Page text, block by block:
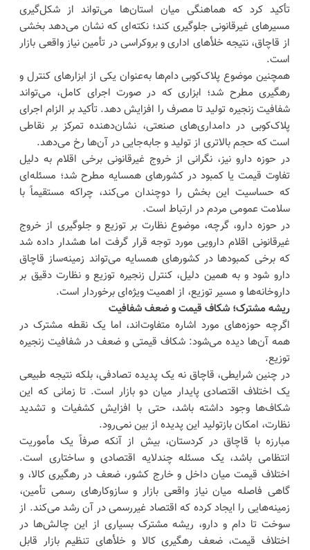
تأکید کرد که هماهنگی میان استان‌ها می‌تواند از شکل‌گیری
مسیرهای غیرقانونی جلوگیری کند؛ نکته‌ای که نشان می‌دهد بخشی
از قاچاق، نتیجه خلأهای اداری و بروکراسی در تأمین نیاز واقعی بازار
است.
همچنین موضوع پلاک‌کوبی دام‌ها به‌عنوان یکی از ابزارهای کنترل و
رهگیری مطرح شد؛ ابزاری که در صورت اجرای کامل، می‌تواند
شفافیت زنجیره تولید تا مصرف را افزایش دهد. تأکید بر الزام اجرای
پلاک‌کوبی در دامداری‌های صنعتی، نشان‌دهنده تمرکز بر نقاطی
است که حجم بالاتری از تولید و جابه‌جایی در آن‌ها رخ می‌دهد.
در حوزه دارو نیز، نگرانی از خروج غیرقانونی برخی اقلام به دلیل
تفاوت قیمت یا کمبود در کشورهای همسایه مطرح شد؛ مسئله‌ای
که حساسیت این بخش را دوچندان می‌کند، چراکه مستقیماً با
سلامت عمومی مردم در ارتباط است.
در حوزه دارو، گرچه، موضوع نظارت بر توزیع و جلوگیری از خروج
غیرقانونی اقلام دارویی مورد توجه قرار گرفت اما هشدار داده شد
که برخی کمبودها در کشورهای همسایه می‌تواند زمینه‌ساز قاچاق
دارو شود و به همین دلیل، کنترل زنجیره توزیع و نظارت دقیق بر
داروخانه‌ها و مسیر توزیع، از اهمیت ویژه‌ای برخوردار است.
ریشه مشترک؛ شکاف قیمت و ضعف شفافیت
اگرچه حوزه‌های مورد اشاره متفاوت‌اند، اما یک نقطه مشترک در
همه آن‌ها دیده می‌شود: شکاف قیمتی و ضعف در شفافیت زنجیره
توزیع.
در چنین شرایطی، قاچاق نه یک پدیده تصادفی، بلکه نتیجه طبیعی
یک اختلاف اقتصادی پایدار میان دو بازار است. تا زمانی که این
شکاف‌ها وجود داشته باشد، حتی با افزایش کشفیات و تشدید
نظارت، امکان بازتولید این پدیده از بین نمی‌رود.
مبارزه با قاچاق در کردستان، بیش از آنکه صرفاً یک مأموریت
انتظامی باشد، یک مسئله چندلایه اقتصادی و ساختاری است.
اختلاف قیمت میان داخل و خارج کشور، ضعف در رهگیری کالا، و
گاهی فاصله میان نیاز واقعی بازار و سازوکارهای رسمی تأمین،
زمینه‌هایی را ایجاد کرده که اقتصاد غیررسمی در آن رشد می‌کند. از
سوخت تا دام و دارو، ریشه مشترک بسیاری از این چالش‌ها در
اختلاف قیمت، ضعف رهگیری کالا و خلأهای تنظیم بازار قابل